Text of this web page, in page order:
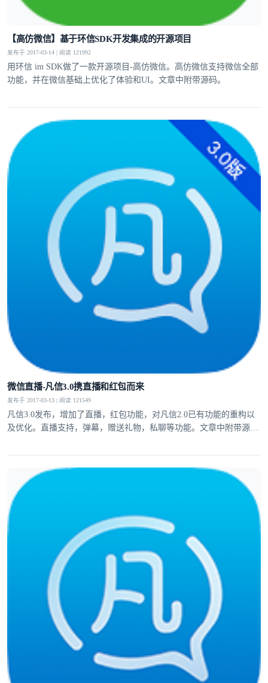
【高仿微信】基于环信SDK开发集成的开源项目
发布于 2017-03-14 | 阅读 121992
用环信 im SDK做了一款开源项目-高仿微信。高仿微信支持微信全部
功能，并在微信基础上优化了体验和UI。文章中附带源码。
微信直播-凡信3.0携直播和红包而来
发布于 2017-03-13 | 阅读 121549
凡信3.0发布，增加了直播，红包功能，对凡信2.0已有功能的重构以
及优化。直播支持，弹幕，赠送礼物，私聊等功能。文章中附带源